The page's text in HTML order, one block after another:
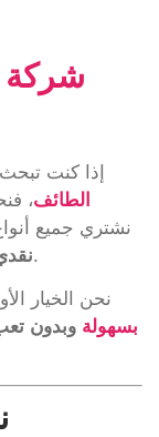
شركة
إذا كنت
الطائف،
نشتري جميع
في نفس اليوم.
نحن الخيار
بسهولة وبدون